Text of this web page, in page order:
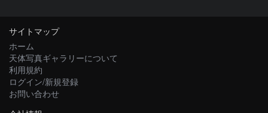
サイトマップ
ホーム
天体写真ギャラリーについて
利用規約
ログイン/新規登録
お問い合わせ